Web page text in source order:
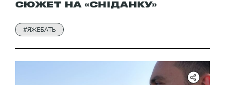
СЮЖЕТ НА «СНІДАНКУ»
#ЯЖЕБАТЬ